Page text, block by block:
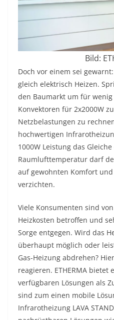
Bild:
Doch vor einem sei
gleich elektrisch Heizen.
den Baumarkt um für
Konvektoren für 2x2000W
Netzbelastungen zu
hochwertigen
1000W Leistung das
Raumlufttemperatur darf
auf gewohnten Komfort
verzichten.
Viele Konsumenten sind
Heizkosten betroffen und
Sorge entgegen. Wird das
überhaupt möglich oder
Gas-Heizung abdrehen?
reagieren. ETHERMA bietet
verfügbaren Lösungen als
sind zum einen mobile
Infrarotheizung LAVA